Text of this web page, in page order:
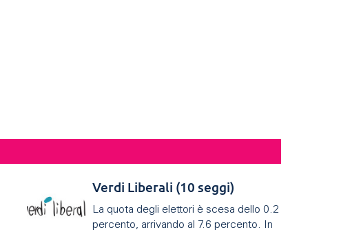
Verdi Liberali (10 seggi)
La quota degli elettori è scesa dello 0.2
percento, arrivando al 7.6 percento. In